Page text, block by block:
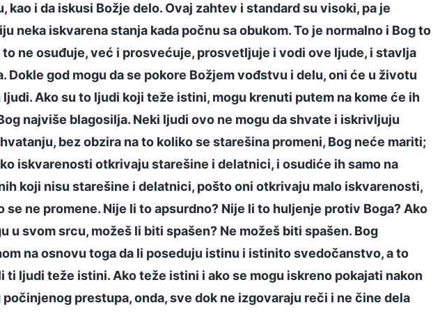
kao i da iskusi Božje delo. Ovaj zahtev i standard su visoki, pa je
neka iskvarena stanja kada počnu sa obukom. To je normalno i Bog to
to ne osuđuje, već i prosvećuje, prosvetljuje i vodi ove ljude, i stavlja
Dokle god mogu da se pokore Božjem vođstvu i delu, oni će u životu
Ako su to ljudi koji teže istini, mogu krenuti putem na kome će ih
najviše blagosilja. Neki ljudi ovo ne mogu da shvate i iskrivljuju
bez obzira na to koliko se starešina promeni, Bog neće mariti;
iskvarenosti otkrivaju starešine i delatnici, i osudiće ih samo na
koji nisu starešine i delatnici, pošto oni otkrivaju malo iskvarenosti,
se ne promene. Nije li to apsurdno? Nije li to huljenje protiv Boga? Ako
u svom srcu, možeš li biti spašen? Ne možeš biti spašen. Bog
na osnovu toga da li poseduju istinu i istinito svedočanstvo, a to
ti ljudi teže istini. Ako teže istini i ako se mogu iskreno pokajati nakon
prestupa, onda, sve dok ne izgovaraju reči i ne čine dela